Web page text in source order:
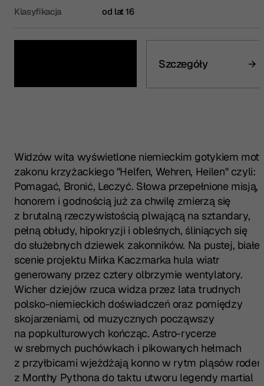
Widzów wita wyświetlone niemieckim gotykiem
zakonu krzyżackiego "Helfen, Wehren, Heilen" czyli:
Pomagać, Bronić, Leczyć. Słowa przepełnione misją,
honorem i godnością już za chwilę zmierzą się
z brutalną rzeczywistością plwającą na sztandary,
pełną obłudy, hipokryzji i obleśnych, śliniących się
do służebnych dziewek zakonników. Na pustej, białej
scenie projektu Mirka Kaczmarka hula wiatr
generowany przez cztery olbrzymie wentylatory.
Wicher dziejów rzuca widza przez lata trudnych
polsko-niemieckich doświadczeń oraz pomiędzy
skojarzeniami, od muzycznych począwszy
na popkulturowych kończąc. Astro-rycerze
w srebrnych puchówkach i pikowanych hełmach
z przyłbicami wjeżdżają konno w rytm pląsów
z Monthy Pythona do taktu utworu legendy martial
Klasyfikacja od lat 16
Szczegóły